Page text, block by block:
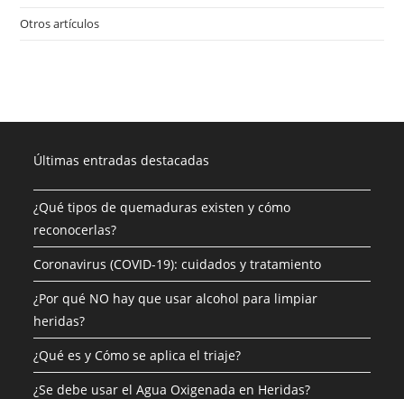
Otros artículos
Últimas entradas destacadas
¿Qué tipos de quemaduras existen y cómo
reconocerlas?
Coronavirus (COVID-19): cuidados y tratamiento
¿Por qué NO hay que usar alcohol para limpiar
heridas?
¿Qué es y Cómo se aplica el triaje?
¿Se debe usar el Agua Oxigenada en Heridas?